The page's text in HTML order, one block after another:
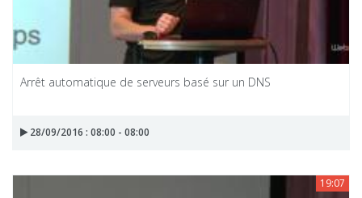
Arrêt automatique de serveurs basé sur un DNS
28/09/2016 : 08:00 - 08:00
19:07